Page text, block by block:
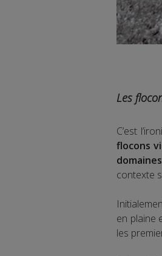
Les
C’est
flocons
contexte
en plaine
les